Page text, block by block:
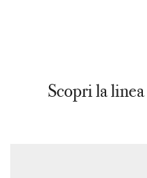
Scopri la linea